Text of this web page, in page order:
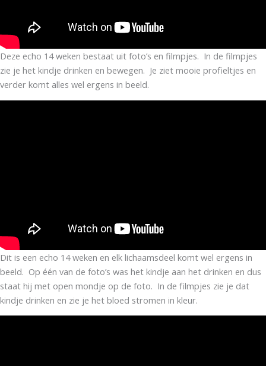
Deze echo 14 weken bestaat uit foto’s en filmpjes. In de filmpjes
zie je het kindje drinken en bewegen. Je ziet mooie profieltjes en
verder komt alles wel ergens in beeld.
Dit is een echo 14 weken en elk lichaamsdeel komt wel ergens in
beeld. Op één van de foto’s was het kindje aan het drinken en dus
staat hij met open mondje op de foto. In de filmpjes zie je dat
kindje drinken en zie je het bloed stromen in kleur.